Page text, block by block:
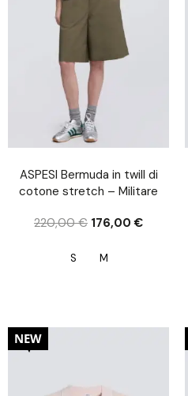
ASPESI Bermuda in twill di
cotone stretch – Militare
220,00€ 176,00€
S M
20%
NEW